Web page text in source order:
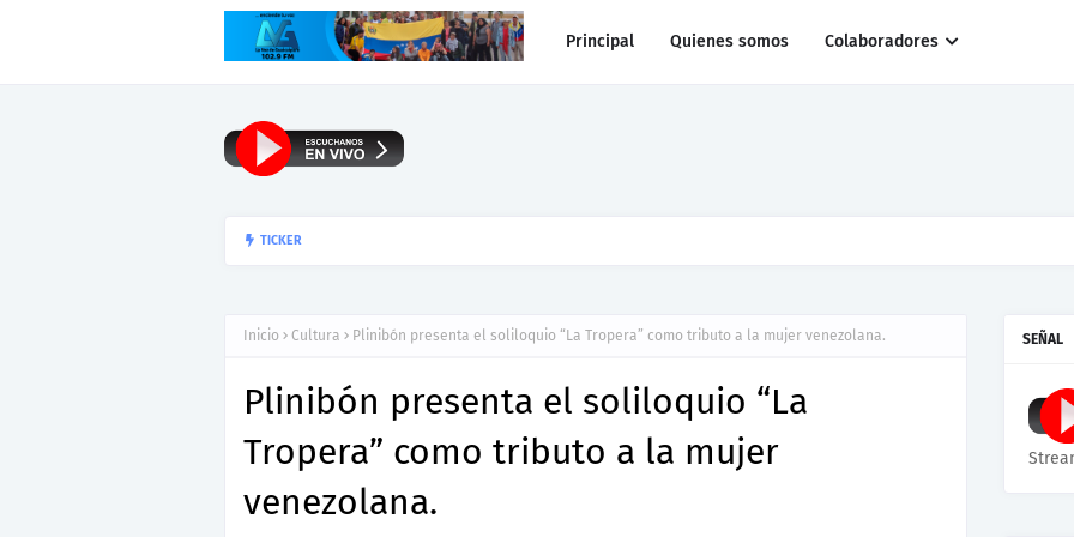
Principal Quienes somos Colaboradores
TICKER
Inicio Cultura Plinibón presenta el soliloquio “La Tropera” como tributo a la mujer venezolana.
Plinibón presenta el soliloquio “La
Tropera” como tributo a la mujer
venezolana.
SEÑAL